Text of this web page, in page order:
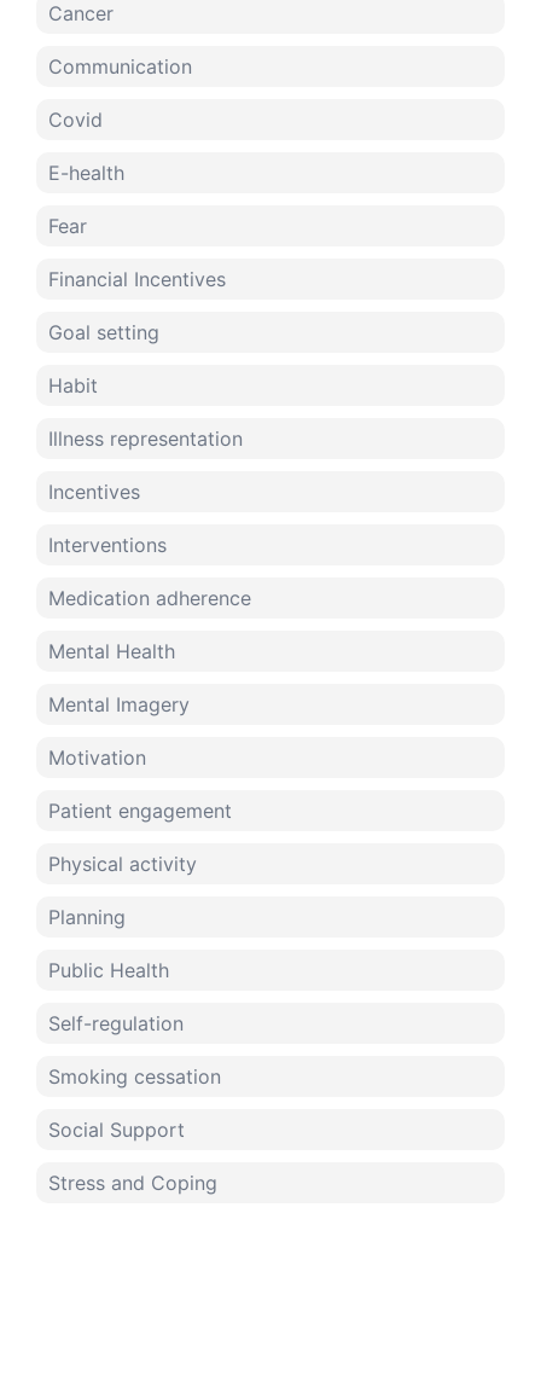
Cancer
Communication
Covid
E-health
Fear
Financial Incentives
Goal setting
Habit
Illness representation
Incentives
Interventions
Medication adherence
Mental Health
Mental Imagery
Motivation
Patient engagement
Physical activity
Planning
Public Health
Self-regulation
Smoking cessation
Social Support
Stress and Coping